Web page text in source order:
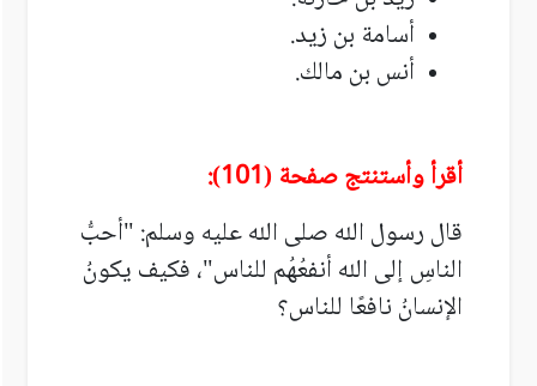
أسامة بن زيد.
أنس بن مالك.
أقرأ وأستنتج صفحة (101):
قال رسول الله صلى الله عليه وسلم: "أحبُّ
الناسِ إلى الله أنفعُهُم للناس"، فكيف يكونُ
الإنسانُ نافعًا للناس؟